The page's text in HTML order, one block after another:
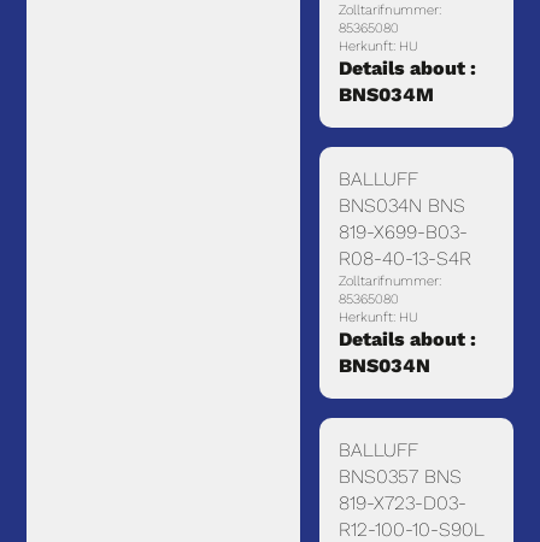
Zolltarifnummer:
85365080
Herkunft: HU
Details about :
BNS034M
BALLUFF
BNS034N BNS
819-X699-B03-
R08-40-13-S4R
Zolltarifnummer:
85365080
Herkunft: HU
Details about :
BNS034N
BALLUFF
BNS0357 BNS
819-X723-D03-
R12-100-10-S90L